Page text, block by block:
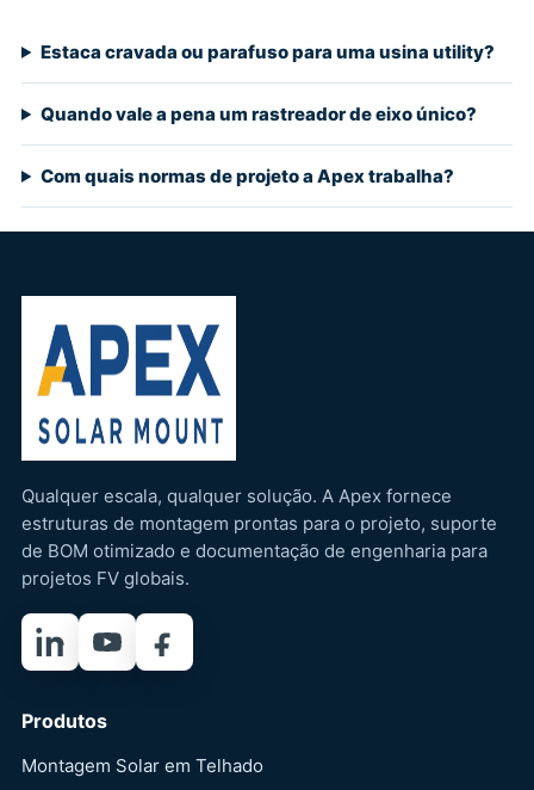
Estaca cravada ou parafuso para uma usina utility?
Quando vale a pena um rastreador de eixo único?
Com quais normas de projeto a Apex trabalha?
Qualquer escala, qualquer solução. A Apex fornece
estruturas de montagem prontas para o projeto, suporte
de BOM otimizado e documentação de engenharia para
projetos FV globais.
LinkedInYouTubeFacebook
Produtos
Montagem Solar em Telhado